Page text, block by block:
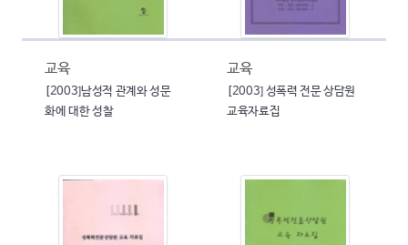
교육
[2003]남성적 관계와 성문
화에 대한 성찰
교육
[2003] 성폭력 전문 상담원
교육자료집